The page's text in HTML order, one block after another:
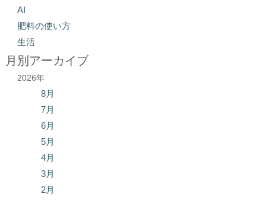
AI
肥料の使い方
生活
月別アーカイブ
2026年
8月
7月
6月
5月
4月
3月
2月